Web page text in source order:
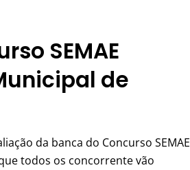
SEMAE
de
da banca do Concurso SEMAE
todos os concorrente vão